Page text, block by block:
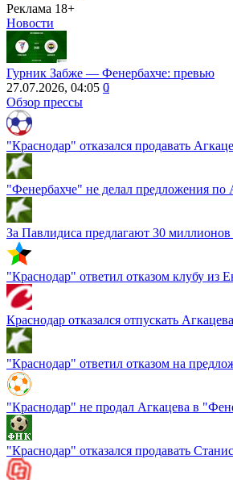
Реклама 18+
Новости
Гурник Забже ― Фенербахче: превью
27.07.2026, 04:05 0
Обзор прессы
"Краснодар" отказался продавать
"Фенербахче" не делал предложения по
За Павлидиса предлагают 30
"Краснодар" ответил отказом клубу из
Краснодар отказался отпускать
"Краснодар" ответил отказом на
"Краснодар" не продал Агкацева в
"Краснодар" отказался продавать